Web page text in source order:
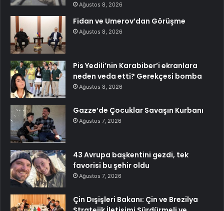
Ağustos 8, 2026
Fidan ve Umerov’dan Görüşme
Ağustos 8, 2026
Pis Yedili’nin Karabiber’i ekranlara
neden veda etti? Gerekçesi bomba
Ağustos 8, 2026
Gazze’de Çocuklar Savaşın Kurbanı
Ağustos 7, 2026
43 Avrupa başkentini gezdi, tek
favorisi bu şehir oldu
Ağustos 7, 2026
Çin Dışişleri Bakanı: Çin ve Brezilya